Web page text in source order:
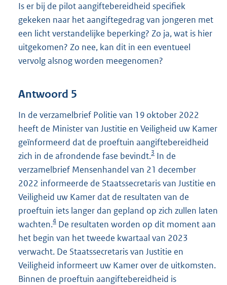
Is er bij de pilot aangiftebereidheid specifiek
gekeken naar het aangiftegedrag van jongeren met
een licht verstandelijke beperking? Zo ja, wat is hier
uitgekomen? Zo nee, kan dit in een eventueel
vervolg alsnog worden meegenomen?
Antwoord 5
In de verzamelbrief Politie van 19 oktober 2022
heeft de Minister van Justitie en Veiligheid uw Kamer
geïnformeerd dat de proeftuin aangiftebereidheid
zich in de afrondende fase bevindt.3 In de
verzamelbrief Mensenhandel van 21 december
2022 informeerde de Staatssecretaris van Justitie en
Veiligheid uw Kamer dat de resultaten van de
proeftuin iets langer dan gepland op zich zullen laten
wachten.4 De resultaten worden op dit moment aan
het begin van het tweede kwartaal van 2023
verwacht. De Staatssecretaris van Justitie en
Veiligheid informeert uw Kamer over de uitkomsten.
Binnen de proeftuin aangiftebereidheid is